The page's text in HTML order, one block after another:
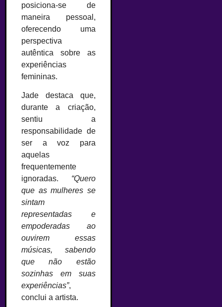
posiciona-se de
maneira pessoal,
oferecendo uma
perspectiva
autêntica sobre as
experiências
femininas.
Jade destaca que,
durante a criação,
sentiu a
responsabilidade de
ser a voz para
aquelas
frequentemente
ignoradas. “Quero
que as mulheres se
sintam
representadas e
empoderadas ao
ouvirem essas
músicas, sabendo
que não estão
sozinhas em suas
experiências”,
conclui a artista.